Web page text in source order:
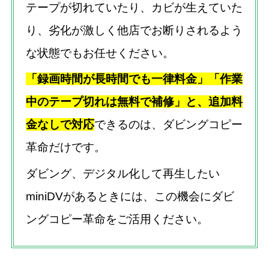
テープが切れていたり、カビが生えていた
り、劣化が激しく他店でお断りされるよう
な状態でもお任せください。
「録画時間が長時間でも一律料金」「作業
中のテープ切れは無料で補修」と、追加料
金なしで対応できるのは、ダビングコピー
革命だけです。
ダビング、デジタル化して再生したい
miniDVがあるときには、この機会にダビ
ングコピー革命をご活用ください。